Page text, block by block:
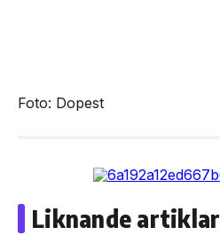
Foto: Dopest
Liknande artiklar